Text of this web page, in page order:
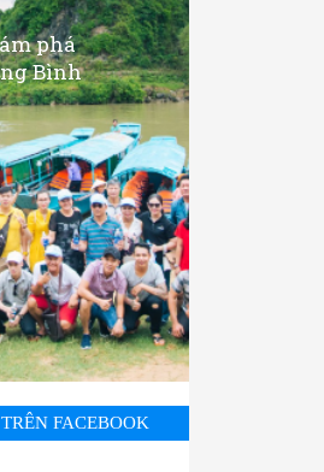
phá
Bình
FACEBOOK